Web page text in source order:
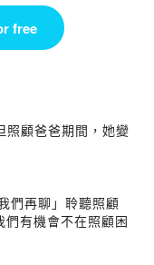
free
照顧爸爸期間，她變
們再聊」聆聽照顧
有機會不在照顧困